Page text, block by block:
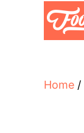
Home /